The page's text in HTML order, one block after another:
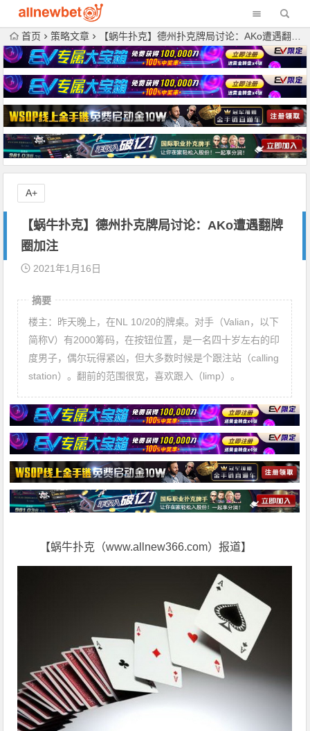
首页 策略文章 【蜗牛扑克】德州扑克牌局讨论：AKo遭遇翻牌圈加注
【蜗牛扑克】德州扑克牌局讨论：AKo遭遇翻牌
圈加注
2021年1月16日
摘要
楼主：昨天晚上，在NL 10/20的牌桌。对手（Valian，以下
简称V）有2000筹码，在按钮位置，是一名四十岁左右的印
度男子，偶尔玩得紧凶，但大多数时候是个跟注站（calling
station）。翻前的范围很宽，喜欢跟入（limp）。
【蜗牛扑克（www.allnew366.com）报道】
A+